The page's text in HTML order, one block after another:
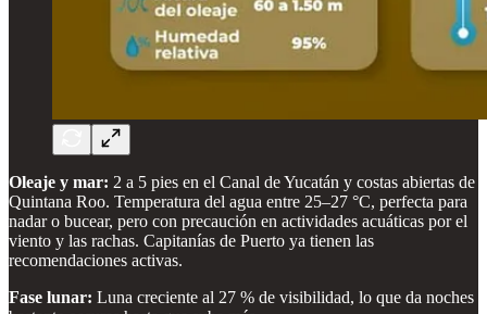
Oleaje y mar: 2 a 5 pies en el Canal de Yucatán y costas abiertas de
Quintana Roo. Temperatura del agua entre 25–27 °C, perfecta para
nadar o bucear, pero con precaución en actividades acuáticas por el
viento y las rachas. Capitanías de Puerto ya tienen las
recomendaciones activas.
Fase lunar: Luna creciente al 27 % de visibilidad, lo que da noches